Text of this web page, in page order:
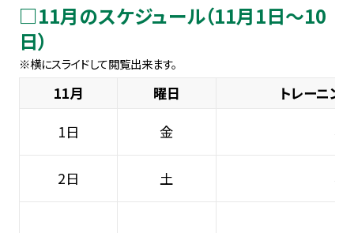
□11月のスケジュール（11月1日～10
日）
11月 曜日
トレーニン
1日
金
2日 土